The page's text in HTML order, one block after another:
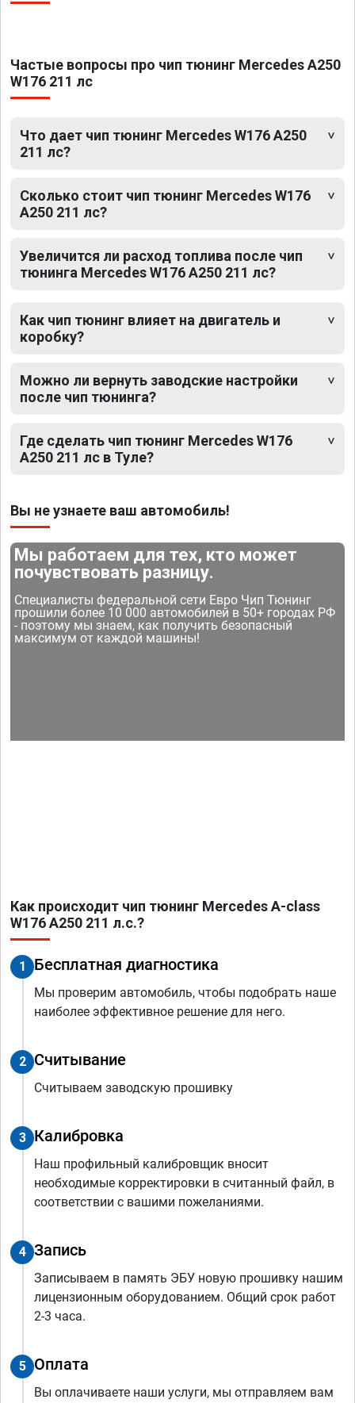
Частые вопросы про чип тюнинг Mercedes A250
W176 211 лс
Что дает чип тюнинг Mercedes W176 A250
211 лс?
Сколько стоит чип тюнинг Mercedes W176
A250 211 лс?
Увеличится ли расход топлива после чип
тюнинга Mercedes W176 A250 211 лс?
Как чип тюнинг влияет на двигатель и
коробку?
Можно ли вернуть заводские настройки
после чип тюнинга?
Где сделать чип тюнинг Mercedes W176
A250 211 лс в Туле?
Вы не узнаете ваш автомобиль!
Мы работаем для тех, кто может
почувствовать разницу.
Специалисты федеральной сети Евро Чип Тюнинг
прошили более 10 000 автомобилей в 50+ городах РФ
- поэтому мы знаем, как получить безопасный
максимум от каждой машины!
Как происходит чип тюнинг Mercedes A-class
W176 A250 211 л.с.?
1 Бесплатная диагностика
Мы проверим автомобиль, чтобы подобрать наше
наиболее эффективное решение для него.
2 Считывание
Считываем заводскую прошивку
3 Калибровка
Наш профильный калибровщик вносит
необходимые корректировки в считанный файл, в
соответствии с вашими пожеланиями.
4 Запись
Записываем в память ЭБУ новую прошивку нашим
лицензионным оборудованием. Общий срок работ
2-3 часа.
5 Оплата
Вы оплачиваете наши услуги, мы отправляем вам